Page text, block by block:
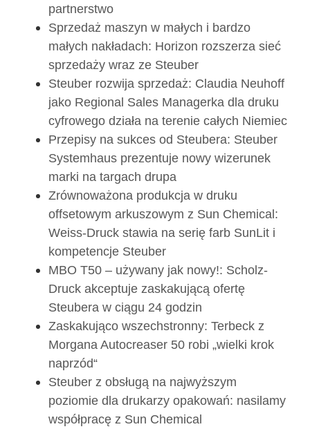
partnerstwo
Sprzedaż maszyn w małych i bardzo
małych nakładach: Horizon rozszerza sieć
sprzedaży wraz ze Steuber
Steuber rozwija sprzedaż: Claudia Neuhoff
jako Regional Sales Managerka dla druku
cyfrowego działa na terenie całych Niemiec
Przepisy na sukces od Steubera: Steuber
Systemhaus prezentuje nowy wizerunek
marki na targach drupa
Zrównoważona produkcja w druku
offsetowym arkuszowym z Sun Chemical:
Weiss-Druck stawia na serię farb SunLit i
kompetencje Steuber
MBO T50 – używany jak nowy!: Scholz-
Druck akceptuje zaskakującą ofertę
Steubera w ciągu 24 godzin
Zaskakująco wszechstronny: Terbeck z
Morgana Autocreaser 50 robi „wielki krok
naprzód“
Steuber z obsługą na najwyższym
poziomie dla drukarzy opakowań: nasilamy
współpracę z Sun Chemical